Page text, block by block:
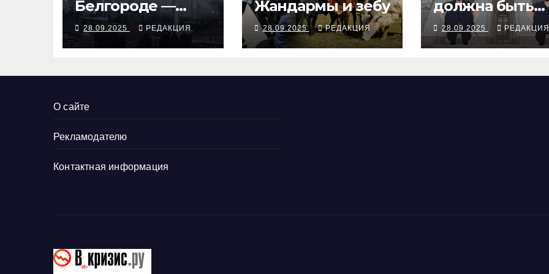
Белгороде —
ответ на угрозы
Киеву
28.09.2025 РЕДАКЦИЯ
Жандармы и зебу
28.09.2025 РЕДАКЦИЯ
должна быть
вежливой, с
палками и
наручниками
28.09.2025 РЕДАКЦИЯ
О сайте
Рекламодателю
Контактная информация